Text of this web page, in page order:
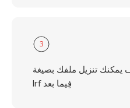
3
يمكنك تنزيل ملفك بصيغة
lrf فِيما بعد